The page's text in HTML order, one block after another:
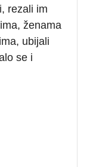
rezali im
ženama
ubijali
se i